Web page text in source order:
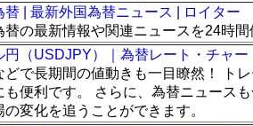
替 | 最新外国為替ニュース | ロイター
替の最新情報や関連ニュースを24時
円（USDJPY）｜為替レート・チャ
どで長期間の値動きも一目瞭然！ ト
も便利です。 さらに、為替ニュース
の変化を追うことができます。